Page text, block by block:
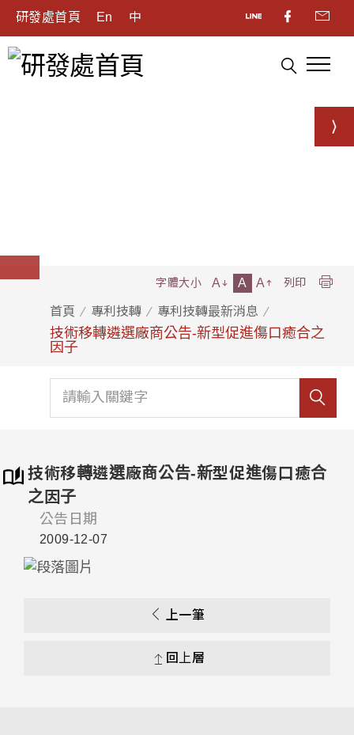
研發處首頁 En 中
首頁 專利技轉 專利技轉最新消息
技術移轉遴選廠商公告-新型促進傷口癒合之
因子
字體大小 A A A 列印
技術移轉遴選廠商公告-新型促進傷口癒合
之因子
公告日期
2009-12-07
上一筆
回上層